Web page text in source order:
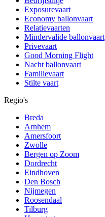
Exposurevaart
Economy ballonvaart
Relatievaarten
Mindervalide ballonvaart
Privevaart
Good Morning Flight
Nacht ballonvaart
Familievaart
Stilte vaart
Regio's
Breda
Arnhem
Amersfoort
Zwolle
Bergen op Zoom
Dordrecht
Eindhoven
Den Bosch
Nijmegen
Roosendaal
Tilburg